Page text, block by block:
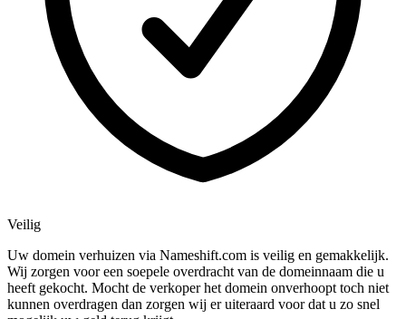
Veilig
Uw domein verhuizen via Nameshift.com is veilig en gemakkelijk.
Wij zorgen voor een soepele overdracht van de domeinnaam die u
heeft gekocht. Mocht de verkoper het domein onverhoopt toch niet
kunnen overdragen dan zorgen wij er uiteraard voor dat u zo snel